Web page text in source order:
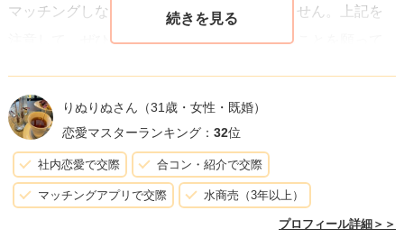
一緒に行けたら嬉しいです」「新宿に行くことが多く、美
味しいご飯屋さん知ってます！」などです。
趣味やデートしたい場所が同じ相手を探している場合は、
書いてもいいですが、マッチング率は下がるでしょう。
⑤の挨拶は畏まり過ぎず、「読んでくれてありがとうござ
いました」程度で締めます。ここで「飲みに行きたい
な！」「会える人募集」「暇してます！」などと書くと、
マッチングしない男性には、清潔感がありません。上記を
注意して、ぜひ多くの方とマッチングできることを願って
りぬりぬさん （31歳・女性・既婚）
恋愛マスターランキング： 32位
社内恋愛で交際 合コン・紹介で交際
マッチングアプリで交際 水商売（3年以上）
プロフィール詳細＞＞